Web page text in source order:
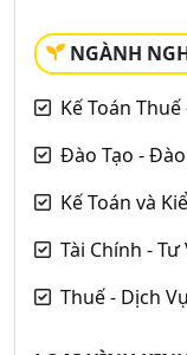
NGÀNH
Kế Toán
Đào Tạo - Đào
Kế Toán và
Tài Chính - Tư
Thuế - Dịch